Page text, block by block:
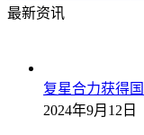
最新资讯
复星合力获得
2024年9月12日